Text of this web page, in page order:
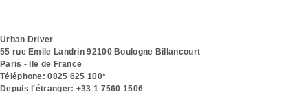
Urban Driver
55 rue Emile Landrin 92100 Boulogne Billancourt
Paris - Ile de France
Téléphone:0825 625 100*
Depuis l'étranger: +33 1 7560 1506